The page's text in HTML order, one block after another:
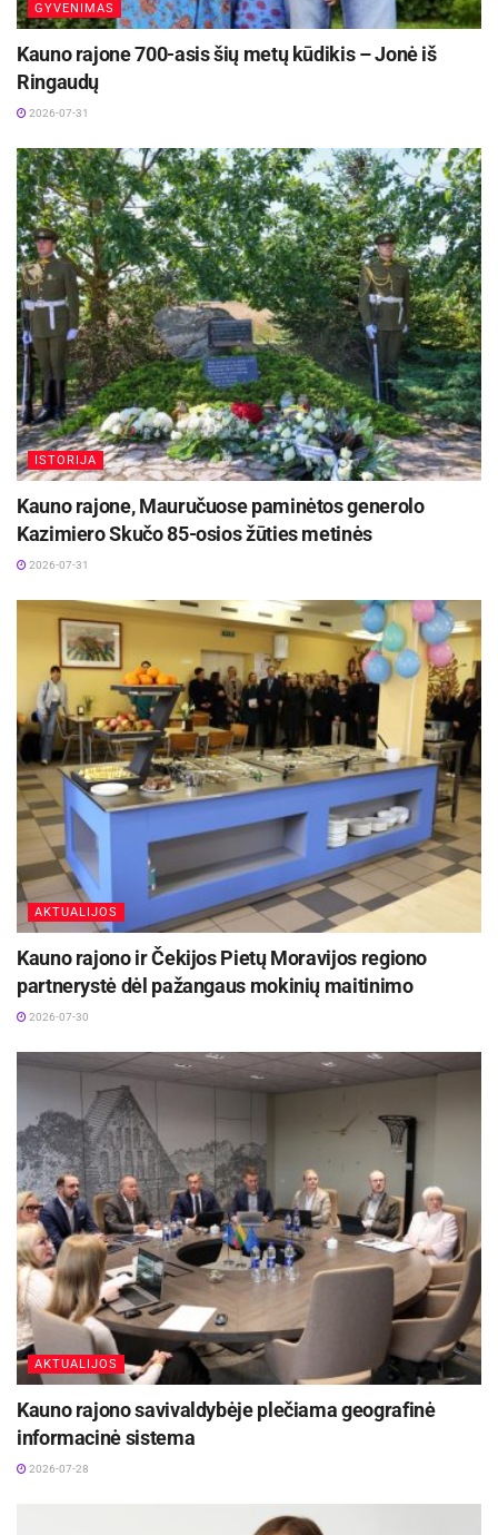
Aktualios naujienos
kolegiją – dar galima pretenduoti į valstybės
finansuojamas studijų vietas
2026-08-06
Skelbiama privaloma AB „Achema“ parengta
informacija apie aukštesniojo lygio pavojingąjį
objektą
2026-08-06
Šaltinis: Kauno rajono savivaldybė
GYVENIMAS
Kauno rajone 700-asis šių metų kūdikis – Jonė iš
Ringaudų
2026-07-31
ISTORIJA
Kauno rajone, Mauručuose paminėtos generolo
Kazimiero Skučo 85-osios žūties metinės
2026-07-31
AKTUALIJOS
Kauno rajono ir Čekijos Pietų Moravijos regiono
partnerystė dėl pažangaus mokinių maitinimo
2026-07-30
AKTUALIJOS
Kauno rajono savivaldybėje plečiama geografinė
informacinė sistema
2026-07-28